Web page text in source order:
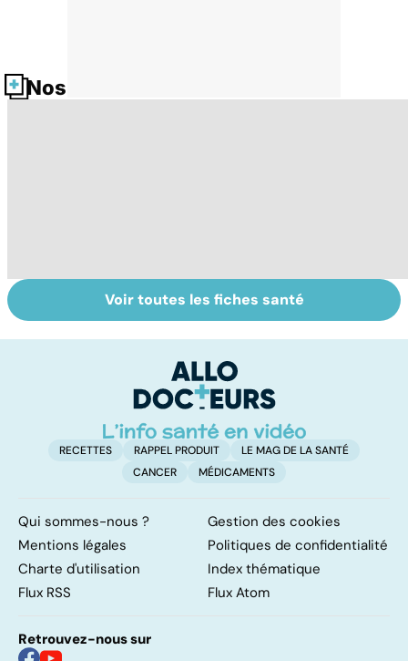
Nos fiches santé
Faire du sport à
domicile, c'est
Don de gamètes :
le pour et le
levée de
l'anonymat
Voir toutes les fiches santé
RECETTES RAPPEL PRODUIT
LE MAG DE LA SANTÉ
CANCER
MÉDICAMENTS
Qui sommes-nous ?
Gestion des cookies
Mentions légales
Politiques de confidentialité
Charte d'utilisation
Index thématique
Flux RSS
Flux Atom
Retrouvez-nous sur